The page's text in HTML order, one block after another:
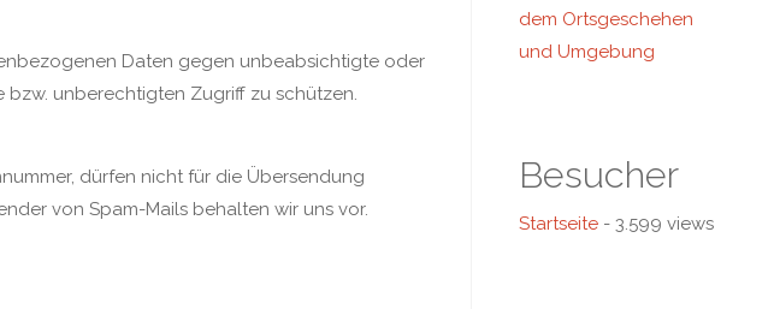
Daten gegen unbeabsichtigte oder
unberechtigten Zugriff zu schützen.
dürfen nicht für die Übersendung
von Spam-Mails behalten wir uns vor.
dem Ortsgeschehen
und Umgebung
Besucher
Startseite - 3.599 views